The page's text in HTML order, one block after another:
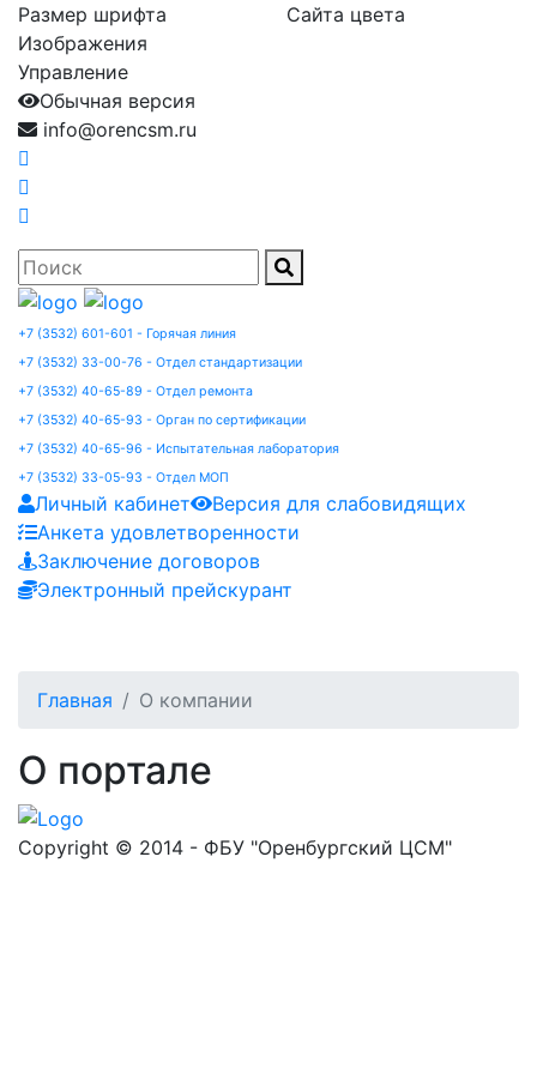
Размер шрифта
Сайта цвета
Изображения
Управление
Обычная версия
info@orencsm.ru
+7 (3532) 601-601 - Горячая линия
+7 (3532) 33-00-76 - Отдел стандартизации
+7 (3532) 40-65-89 - Отдел ремонта
+7 (3532) 40-65-93 - Орган по сертификации
+7 (3532) 40-65-96 - Испытательная лаборатория
+7 (3532) 33-05-93 - Отдел МОП
Личный кабинет
Версия для слабовидящих
Анкета удовлетворенности
Заключение договоров
Электронный прейскурант
Главная О компании
О портале
Copyright © 2014 - ФБУ "Оренбургский ЦСМ"